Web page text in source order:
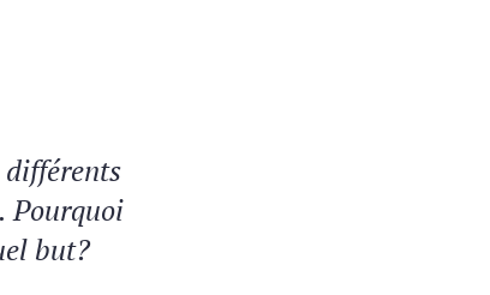
différents
Pourquoi
but?